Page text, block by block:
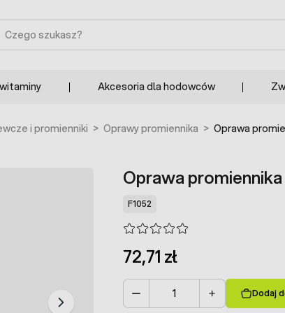
Akcesoria dla hodowców
i promienniki > Oprawy promiennika > Oprawa
Oprawa
F1052
72,71 zł
Dodaj